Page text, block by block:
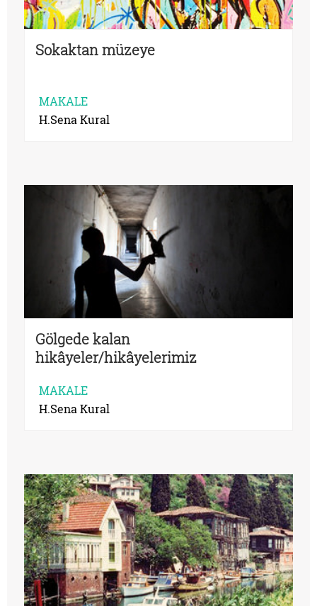
Sokaktan müzeye
MAKALE
H.Sena Kural
Gölgede kalan
hikâyeler/hikâyelerimiz
MAKALE
H.Sena Kural